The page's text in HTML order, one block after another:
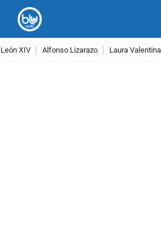
XIV Alfonso Lizarazo Laura